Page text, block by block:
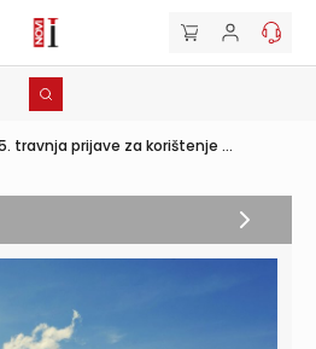
travnja prijave za korištenje ...